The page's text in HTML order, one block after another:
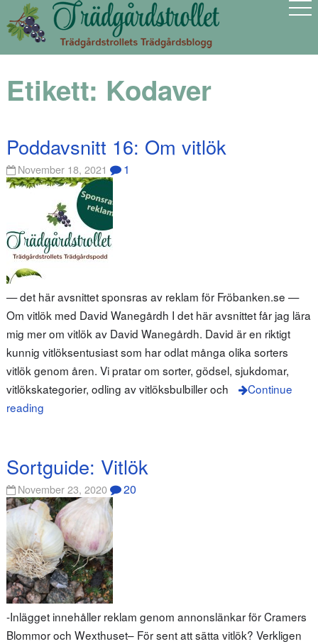
Etikett: Kodaver
Poddavsnitt 16: Om vitlök
November 18, 2021 1
— det här avsnittet sponsras av reklam för Fröbanken.se —
Om vitlök med David Wanegårdh I det här avsnittet får jag lära
mig mer om vitlök av David Wanegårdh. David är en riktigt
kunnig vitlöksentusiast som har odlat många olika sorters
vitlök genom åren. Vi pratar om sorter, gödsel, sjukdomar,
vitlökskategorier, odling av vitlöksbulbiller och
Continue
reading
Sortguide: Vitlök
November 23, 2020 20
-Inlägget innehåller reklam genom annonslänkar för Cramers
Blommor och Wexthuset– För sent att sätta vitlök? Verkligen